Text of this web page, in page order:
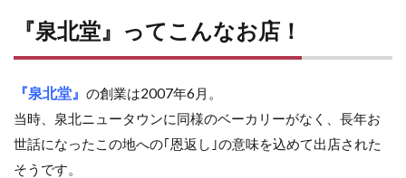
『泉北堂』ってこんなお店！
『泉北堂』 の創業は2007年6月。
当時、泉北ニュータウンに同様のベーカリーがなく、長年お
世話になったこの地への｢恩返し｣の意味を込めて出店された
そうです。